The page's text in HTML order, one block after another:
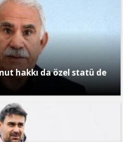
hakkı da özel statü de